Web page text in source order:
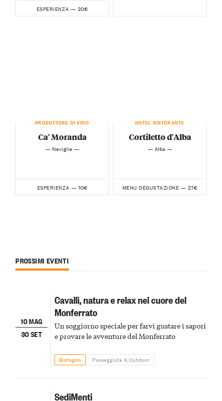
ESPERIENZA — 20€
PRODUTTORE DI VINO
Ca' Moranda
— Neviglie —
ESPERIENZA — 10€
HOTEL RISTORANTE
Cortiletto d'Alba
— Alba —
MENU DEGUSTAZIONE — 27€
PROSSIMI EVENTI
10 MAG
30 SET
Cavalli, natura e relax nel cuore del
Monferrato
Un soggiorno speciale per farvi gustare i sapori
e provare le avventure del Monferrato
Bistagno Passeggiate & Outdoor
SediMenti